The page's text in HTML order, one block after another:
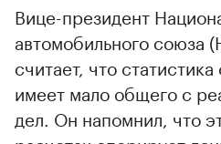
Вице-президент
автомобильного
считает, что
имеет мало общего с
дел. Он напомнил, что